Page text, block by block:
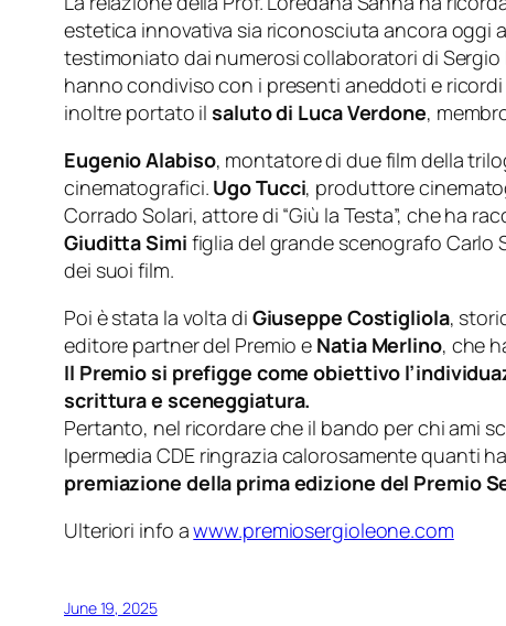
estetica innovativa sia riconosciuta ancora oggi
testimoniato dai numerosi collaboratori di
hanno condiviso con i presenti aneddoti e
inoltre portato ilsaluto di Luca Verdone,
Eugenio Alabiso, montatore di due film della
cinematografici. Ugo Tucci, produttore
Corrado Solari, attore di “Giù la Testa”, che ha
Giuditta Simi figlia del grande scenografo Carlo
dei suoi film.
Poi è stata la volta di Giuseppe Costigliola,
editore partner del Premio e Natia Merlino, che
Il Premio si prefigge come obiettivo
scrittura e sceneggiatura.
Pertanto, nel ricordare che il bando per chi ami
Ipermedia CDE ringrazia calorosamente quanti
premiazione della prima edizione del Premio
Ulteriori info awww.premiosergioleone.com
June 19, 2025